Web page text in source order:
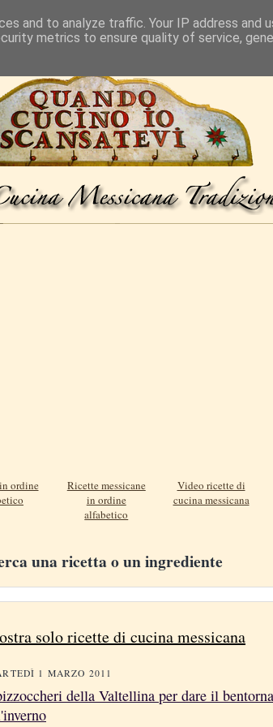
ordine
Ricette messicane
in ordine
alfabetico
Video ricette di
cucina messicana
una ricetta o un ingrediente
solo ricette di cucina messicana
1 MARZO 2011
della Valtellina per dare il
and to analyze traffic. Your IP address and
metrics to ensure quality of service,